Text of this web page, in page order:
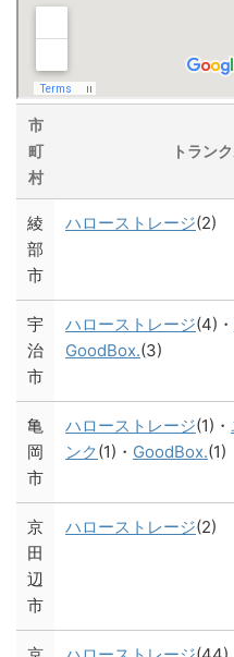
市
町
村
トラン
綾
部
市
ハローストレージ(2)
宇
治
市
ハローストレージ(4)・
GoodBox.(3)
亀
岡
市
ハローストレージ(1)・
ンク(1)・ GoodBox.(1)
京
田
辺
市
ハローストレージ(2)